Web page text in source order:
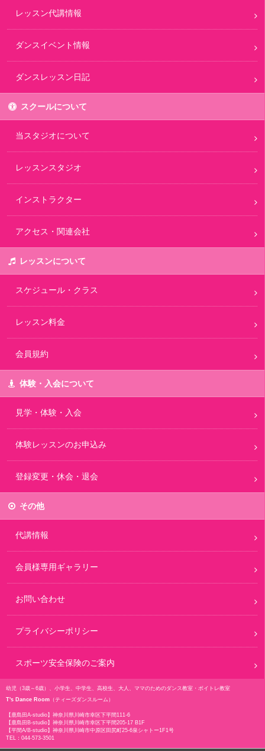
レッスン代講情報
ダンスイベント情報
ダンスレッスン日記
スクールについて
当スタジオについて
レッスンスタジオ
インストラクター
アクセス・関連会社
レッスンについて
スケジュール・クラス
レッスン料金
会員規約
体験・入会について
見学・体験・入会
体験レッスンのお申込み
登録変更・休会・退会
その他
代講情報
会員様専用ギャラリー
お問い合わせ
プライバシーポリシー
スポーツ安全保険のご案内
幼児（3歳～6歳）、小学生、中学生、高校生、大人、ママのためのダンス教室・ボイトレ教室
T's Dance Room （ティーズダンスルーム）
【鹿島田A-studio】 神奈川県川崎市幸区下平間111-6
【鹿島田B-studio】 神奈川県川崎市幸区下平間205-17 B1F
【平間A/B-studio】 神奈川県川崎市中原区田尻町25-6泉シャトー1F1号
TEL： 044-573-3501